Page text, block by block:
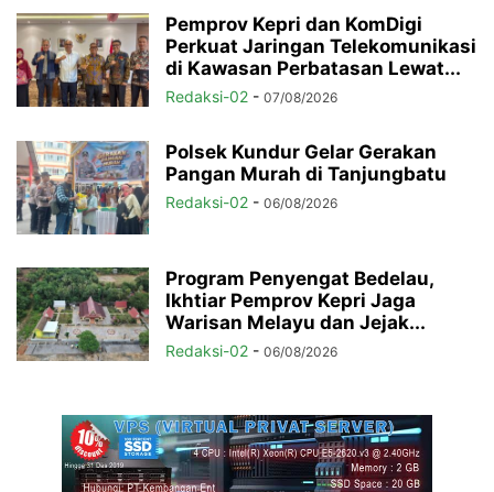
Pemprov Kepri dan KomDigi
Perkuat Jaringan Telekomunikasi
di Kawasan Perbatasan Lewat...
Redaksi-02 - 07/08/2026
Polsek Kundur Gelar Gerakan
Pangan Murah di Tanjungbatu
Redaksi-02 - 06/08/2026
Program Penyengat Bedelau,
Ikhtiar Pemprov Kepri Jaga
Warisan Melayu dan Jejak...
Redaksi-02 - 06/08/2026